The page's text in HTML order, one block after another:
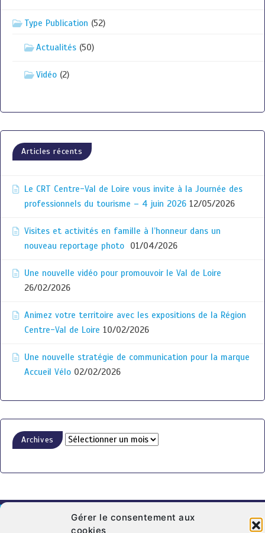
Gérer le consentement aux
cookies
Type Publication (52)
Actualités (50)
Vidéo (2)
Articles récents
Le CRT Centre-Val de Loire vous invite à la Journée des
professionnels du tourisme – 4 juin 2026 12/05/2026
Visites et activités en famille à l’honneur dans un
nouveau reportage photo
01/04/2026
Une nouvelle vidéo pour promouvoir le Val de Loire
26/02/2026
Animez votre territoire avec les expositions de la Région
Centre-Val de Loire 10/02/2026
Une nouvelle stratégie de communication pour la marque
Accueil Vélo 02/02/2026
Archives